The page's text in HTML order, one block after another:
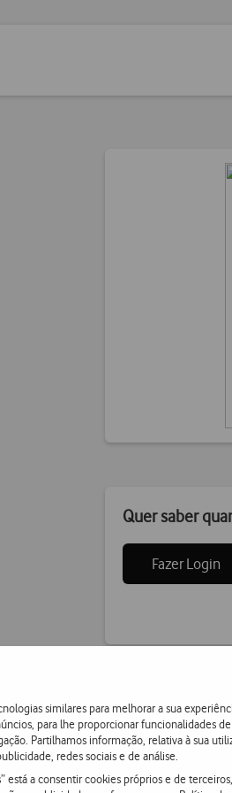
similares para melhorar a sua
para lhe proporcionar funcionalidades
Partilhamos informação, relativa à sua
redes sociais e de análise.
está a consentir cookies próprios e de
Quer saber
Fazer Login